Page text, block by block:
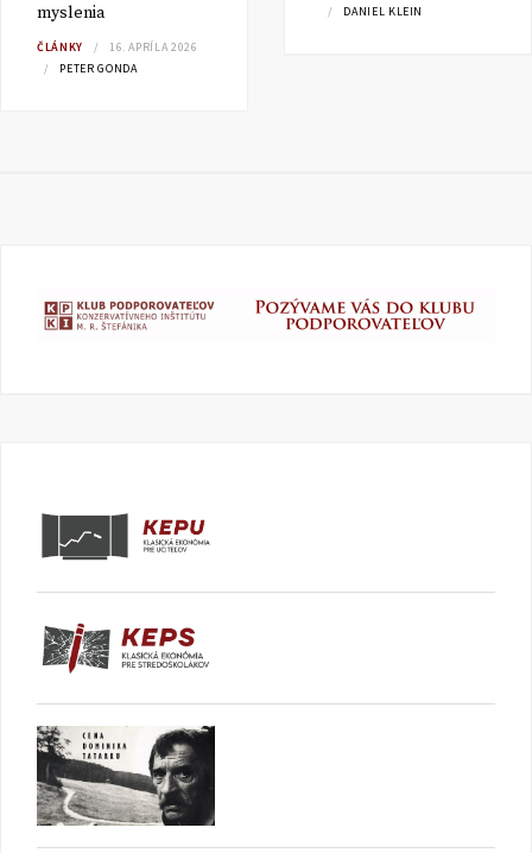
myslenia
ČLÁNKY
16. APRÍLA 2026
PETER GONDA
DANIEL KLEIN